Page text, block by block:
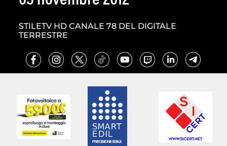
STILETV HD CANALE 78 DEL DIGITALE
TERRESTRE